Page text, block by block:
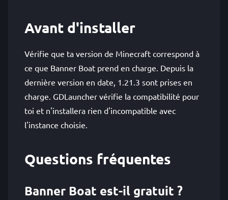
Avant d'installer
Vérifie que ta version de Minecraft correspond à
ce que Banner Boat prend en charge. Depuis la
dernière version en date, 1.21.3 sont prises en
charge. GDLauncher vérifie la compatibilité pour
toi et n'installera rien d'incompatible avec
l'instance choisie.
Questions fréquentes
Banner Boat est-il gratuit ?